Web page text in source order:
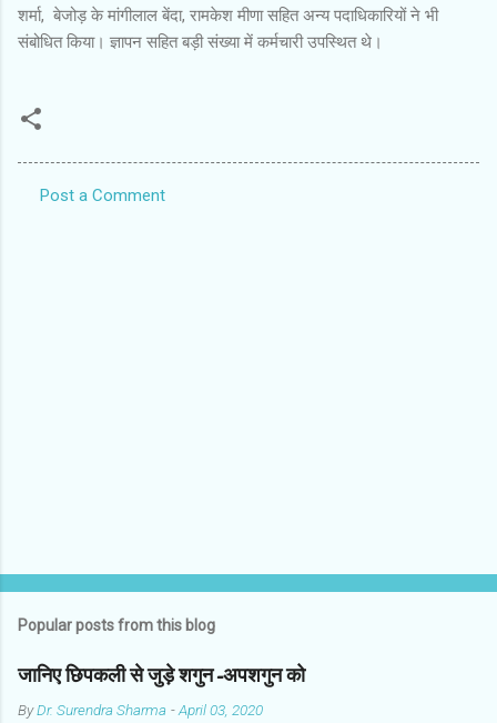
शर्मा, बेजोड़ के मांगीलाल बेंदा, रामकेश मीणा सहित अन्य पदाधिकारियों ने भी
संबोधित किया। ज्ञापन सहित बड़ी संख्या में कर्मचारी उपस्थित थे।
Post a Comment
Popular posts from this blog
जानिए छिपकली से जुड़े शगुन-अपशगुन को
ByDr. Surendra Sharma -April 03, 2020